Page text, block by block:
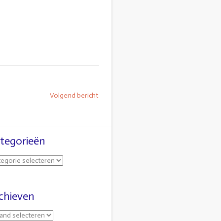
Volgend bericht